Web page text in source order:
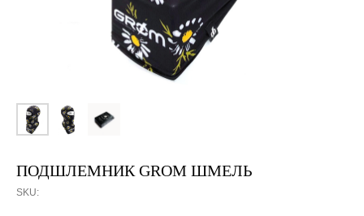
ПОДШЛЕМНИК GROM ШМЕЛЬ
SKU: